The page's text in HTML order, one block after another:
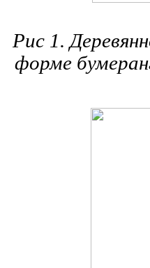
Рис 1.
форме